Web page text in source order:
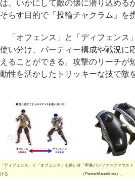
は、いかにして敵の懐に潜り込める
そらす目的で「投輪チャクラム」を
「オフェンス」と「ディフェンス
使い分け、パーティー構成や戦況に
えることができる。攻撃のリーチが
動性を活かしたトリッキーな技で敵
「ディフェンス」と「オフェンス」を使い分
ける
「甲拳パンツァーファウスト
（Panzerf&aumluste）」